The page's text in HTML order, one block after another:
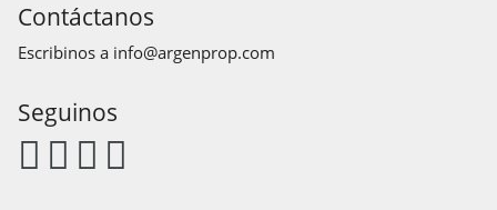
Contáctanos
Escribinos a info@argenprop.com
Seguinos